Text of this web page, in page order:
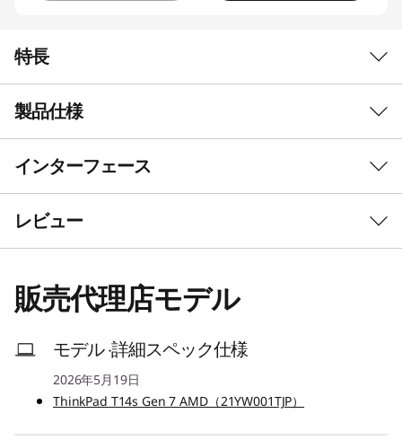
特長
生産性を新たなレベルへ
PROプロセッサーを搭載した薄型・軽量の高性能
ノートPCで、AIで加速する作業の基準をさらに
高め、長時間のバッテリー駆動、エンタープライ
実現します。 さらに、ユーザーが交換可能なユ
ニット（CRU）により、ノートPCのライフサイ
クルを簡単に延長し、コストを削減できます。
製品仕様
Windows 11 Pro 64bit
その他のエディション選択可能
AMD Ryzen AI 7 PRO 450 プロセッサー
AMD Ryzen AI 5 PRO 440 プロセッサー
AMD Ryzen AI 5 430 プロセッサー
セキュリティ・チップ(TPM)
インターフェース
スマートカードリーダー（カスタマイズ
レビュー
販売代理店モデル
モデル ·詳細スペック仕様
2026年5月19日
ThinkPad T14s Gen 7 AMD（21YW001TJP）